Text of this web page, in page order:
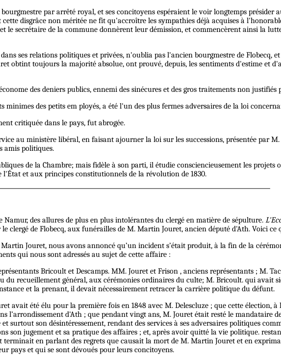
par arrêté royal, et ses concitoyens espéraient le voir longtemps présider
disgrâce non méritée ne fit qu'accroître les sympathies déjà acquises à
le secrétaire de la commune donnèrent leur démission, et commencèrent ainsi la
ses relations politiques et privées, n'oublia pas l'ancien bourgmestre de Flobecq,
obtint toujours la majorité absolue, ont prouvé, depuis, les sentiments d'estime et
des deniers publics, ennemi des sinécures et des gros traitements non justifiés
des petits em ployés, a été l'un des plus fermes adversaires de la loi
critiquée dans le pays, fut abrogée.
au ministère libéral, en faisant ajourner la loi sur les successions, présentée par M.
amis politiques.
de la Chambre; mais fidèle à son parti, il étudie consciencieusement les projets
et aux principes constitutionnels de la révolution de 1830.
Namur, des allures de plus en plus intolérantes du clergé en matière de sépulture.
clergé de Flobecq, aux funérailles de M. Martin Jouret, ancien député d'Ath. Voici ce
Jouret, nous avons annoncé qu’un incident s’était produit, à la fin de la
qui nous sont adressés au sujet de cette affaire :
Bricoult et Descamps. MM. Jouret et Frison , anciens représentants ; M.
recueillement général, aux cérémonies ordinaires du culte; M. Bricoult. qui avait
et la prenant, il devait nécessairement retracer la carrière politique du défunt.
avait été élu pour la première fois en 1848 avec M. Delescluze ; que cette élection,
l’arrondissement d'Ath ; que pendant vingt ans, M. Jouret était resté le mandataire
surtout son désintéressement, rendant des services à ses adversaires politiques
son jugement et sa pratique des affaires ; et, après avoir quitté la vie politique.
en parlant des regrets que causait la mort de M. Martin Jouret et en
pays et qui se sont dévoués pour leurs concitoyens.